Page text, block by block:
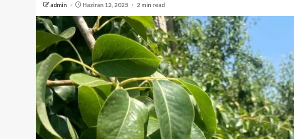
admin Haziran 12, 2025 2 min read